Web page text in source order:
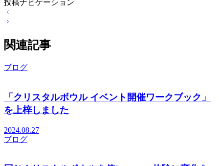
投稿ナビゲーション
関連記事
ブログ
「クリスタルボウル イベント開催ワークブック」
を上梓しました
2024.08.27
ブログ